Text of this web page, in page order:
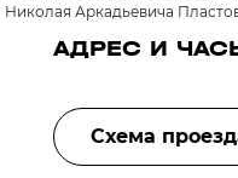
Николая Аркадьевича
АДРЕС И
Схема